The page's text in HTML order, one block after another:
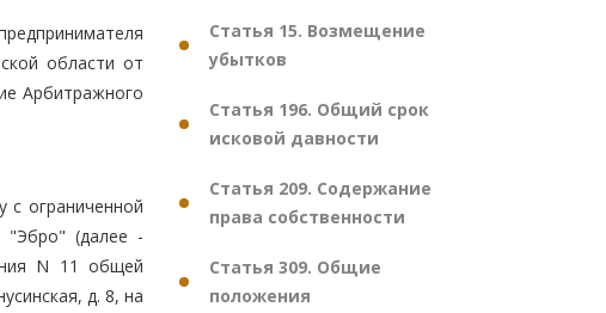
области от
Арбитражного
с ограниченной
"Эбро" (далее -
N 11 общей
д. 8, на
Статья 15. Возмещение
убытков
Статья 196. Общий срок
исковой давности
Статья 209. Содержание
права собственности
Статья 309. Общие
положения